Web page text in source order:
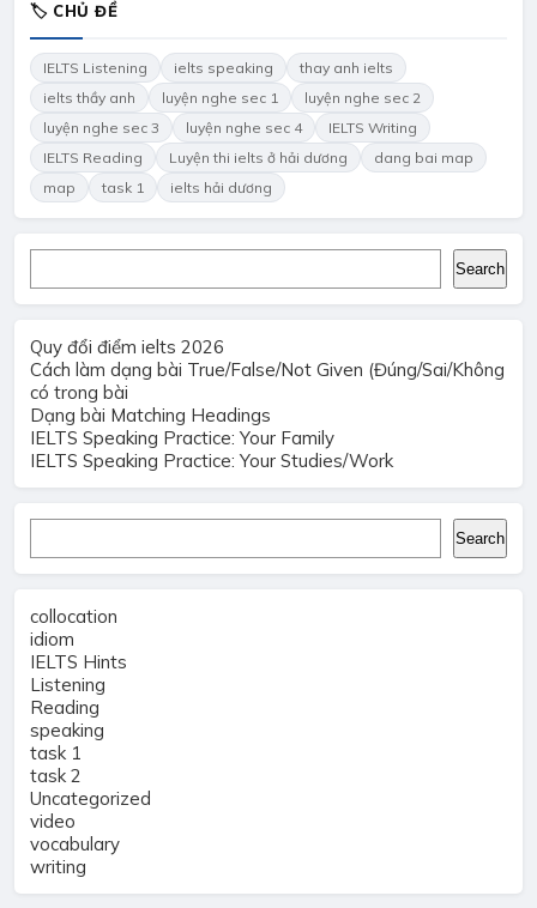
🏷 CHỦ ĐỀ
IELTS Listening ielts speaking
thay anh ielts
ielts thầy anh
luyện nghe sec 1
luyện nghe sec 2
luyện nghe sec 3
luyện nghe sec 4
IELTS Writing
IELTS Reading
Luyện thi ielts ở hải dương
dang bai map
map
task 1 ielts hải dương
Search
Quy đổi điểm ielts 2026
Cách làm dạng bài True/False/Not Given (Đúng/Sai/Không
có trong bài
Dạng bài Matching Headings
IELTS Speaking Practice: Your Family
IELTS Speaking Practice: Your Studies/Work
Search
collocation
idiom
IELTS Hints
Listening
Reading
speaking
task 1
task 2
Uncategorized
video
vocabulary
writing